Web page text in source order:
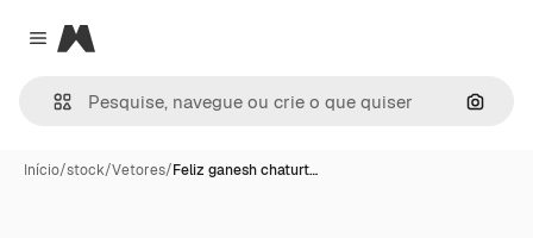
Close menu
Magnific
Início/stock/Vetores/Feliz ganesh chaturt…